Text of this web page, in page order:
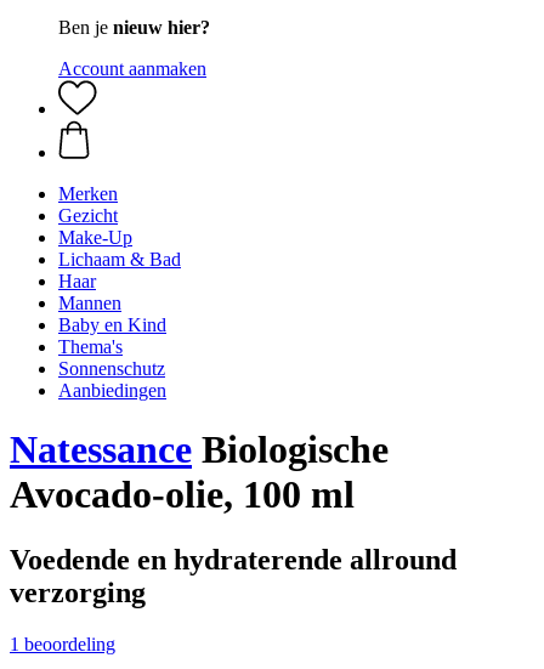
Ben je nieuw hier?
Account aanmaken
Merken
Gezicht
Make-Up
Lichaam & Bad
Haar
Mannen
Baby en Kind
Thema's
Sonnenschutz
Aanbiedingen
Natessance Biologische
Avocado-olie, 100 ml
Voedende en hydraterende allround
verzorging
1 beoordeling